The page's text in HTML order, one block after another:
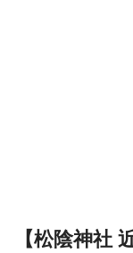
【松陰神社